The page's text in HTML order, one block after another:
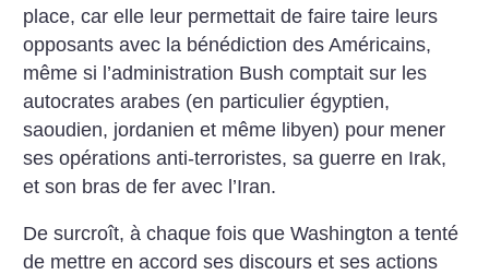
place, car elle leur permettait de faire taire leurs
opposants avec la bénédiction des Américains,
même si l’administration Bush comptait sur les
autocrates arabes (en particulier égyptien,
saoudien, jordanien et même libyen) pour mener
ses opérations anti-terroristes, sa guerre en Irak,
et son bras de fer avec l’Iran.
De surcroît, à chaque fois que Washington a tenté
de mettre en accord ses discours et ses actions